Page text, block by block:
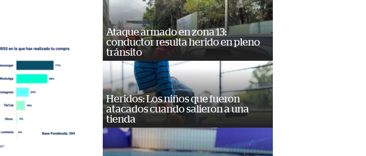
Ataque armado en zona 13:
conductor resulta herido en pleno
tránsito
Heridos: Los niños que fueron
atacados cuando salieron a una
tienda